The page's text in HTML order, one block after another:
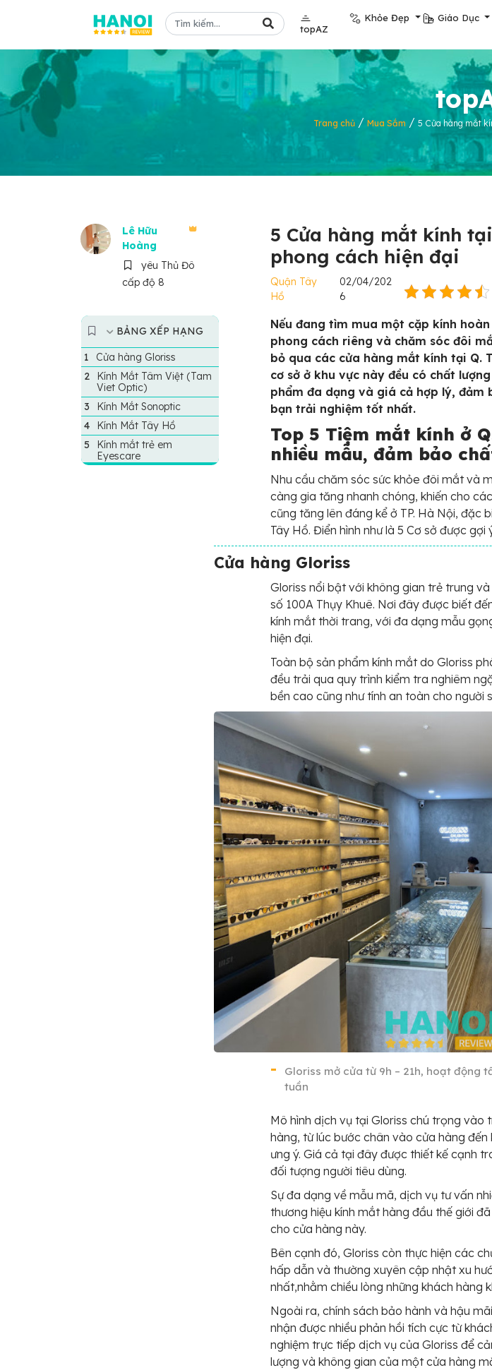
topAZ
Khỏe Đẹp Giáo Dục
Trang chủ / Mua Sắm / 5 Cửa hàng mắt
Lê Hữu
Hoàng
yêu Thủ Đô
cấp độ 8
5 Cửa hàng mắt kính
phong cách hiện đại
Quận Tây
Hồ
02/04/202
6
BẢNG XẾP HẠNG
Cửa hàng Gloriss
Kính Mắt Tâm Việt (Tam
Viet Optic)
Kính Mắt Sonoptic
Kính Mắt Tây Hồ
Kính mắt trẻ em
Eyescare
Nếu đang tìm mua một cặp kính hoàn
phong cách riêng và chăm sóc đôi
bỏ qua các cửa hàng mắt kính tại Q.
cơ sở ở khu vực này đều có chất
phẩm đa dạng và giá cả hợp lý, đảm
bạn trải nghiệm tốt nhất.
Top 5 Tiệm mắt kính ở
nhiều mẫu, đảm bảo
Nhu cầu chăm sóc sức khỏe đôi mắt và
càng gia tăng nhanh chóng, khiến cho
cũng tăng lên đáng kể ở TP. Hà Nội, đặc
Tây Hồ. Điển hình như là 5 Cơ sở được
Cửa hàng Gloriss
Gloriss nổi bật với không gian trẻ trung
số 100A Thụy Khuê. Nơi đây được biết
kính mắt thời trang, với đa dạng mẫu
hiện đại.
Toàn bộ sản phẩm kính mắt do Gloriss
đều trải qua quy trình kiểm tra nghiêm
bền cao cũng như tính an toàn cho người
Gloriss mở cửa từ 9h – 21h, hoạt động
tuần
Mô hình dịch vụ tại Gloriss chú trọng vào
hàng, từ lúc bước chân vào cửa hàng đến
ưng ý. Giá cả tại đây được thiết kế cạnh
đối tượng người tiêu dùng.
Sự đa dạng về mẫu mã, dịch vụ tư vấn
thương hiệu kính mắt hàng đầu thế giới
cho cửa hàng này.
Bên cạnh đó, Gloriss còn thực hiện các
hấp dẫn và thường xuyên cập nhật xu
nhất,nhằm chiều lòng những khách hàng
Ngoài ra, chính sách bảo hành và hậu
nhận được nhiều phản hồi tích cực từ
nghiệm trực tiếp dịch vụ của Gloriss để
lượng và không gian của một cửa hàng